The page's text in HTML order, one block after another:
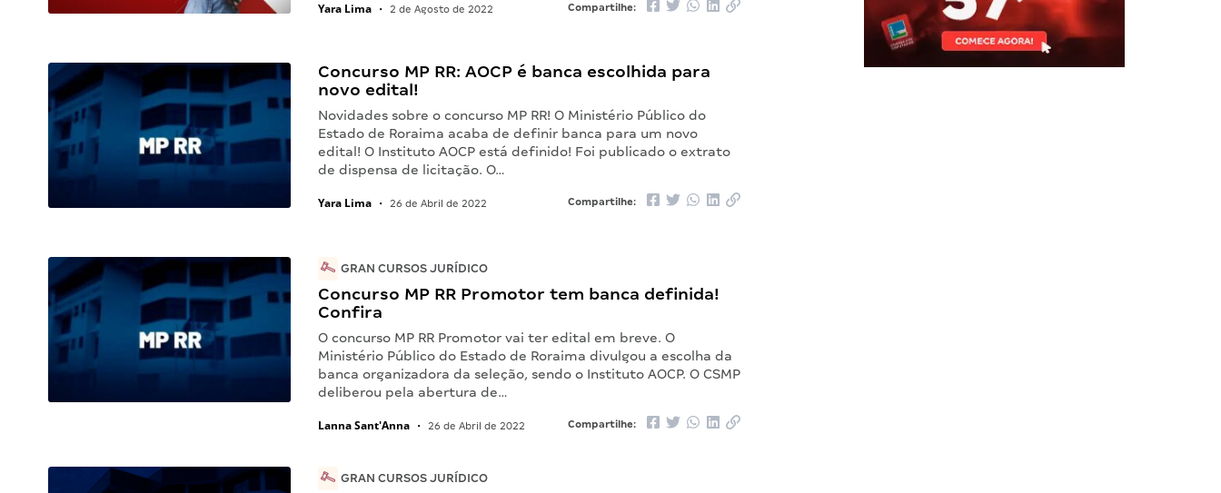
Yara Lima • 2 de Agosto de 2022 Compartilhe:
Concurso MP RR: AOCP é banca escolhida para
novo edital!
Novidades sobre o concurso MP RR! O Ministério Público do
Estado de Roraima acaba de definir banca para um novo
edital! O Instituto AOCP está definido! Foi publicado o extrato
de dispensa de licitação. O…
Yara Lima • 26 de Abril de 2022 Compartilhe:
GRAN CURSOS JURÍDICO
Concurso MP RR Promotor tem banca definida!
Confira
O concurso MP RR Promotor vai ter edital em breve. O
Ministério Público do Estado de Roraima divulgou a escolha da
banca organizadora da seleção, sendo o Instituto AOCP. O CSMP
deliberou pela abertura de…
Lanna Sant'Anna • 26 de Abril de 2022 Compartilhe:
GRAN CURSOS JURÍDICO